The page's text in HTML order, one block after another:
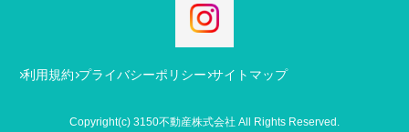
利用規約 プライバシーポリシー サイトマップ
Copyright(c) 3150不動産株式会社 All Rights Reserved.